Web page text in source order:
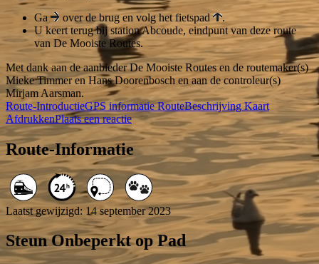
Ga
over de brug en volg het fietspad
.
U keert terug bij station Abcoude, eindpunt van deze route
van De Mooiste Routes.
Met dank aan de aanbieder De Mooiste Routes en de routemaker(s)
Mieke Timmer en Hans Doorenbosch en aan de controleur(s)
Mirjam Aarsman.
Route-IntroductieGPS informatieRouteBeschrijvingKaart
AfdrukkenPlaats een reactie
Route-Informatie
Laatst gewijzigd: 14 september 2023
Steun Onbeperkt op Pad